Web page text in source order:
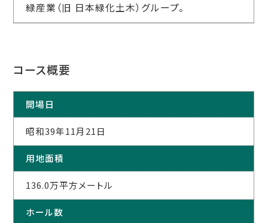
緑産業（旧 日本緑化土木）グループ。
コース概要
開場日
昭和39年11月21日
用地面積
136.0万平方メートル
ホール数